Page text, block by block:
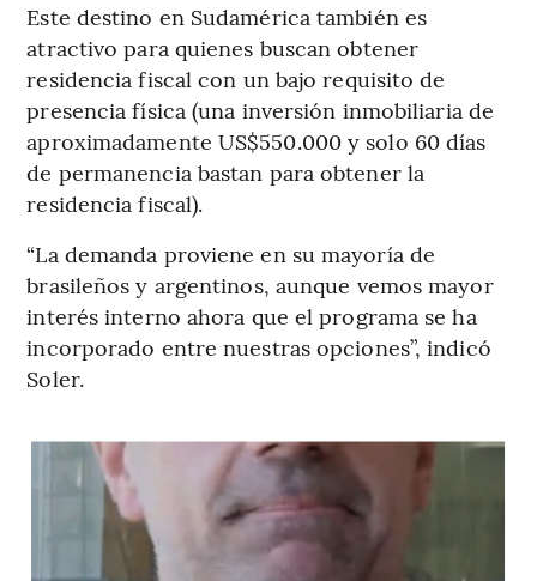
Este destino en Sudamérica también es
atractivo para quienes buscan obtener
residencia fiscal con un bajo requisito de
presencia física (una inversión inmobiliaria de
aproximadamente US$550.000 y solo 60 días
de permanencia bastan para obtener la
residencia fiscal).
“La demanda proviene en su mayoría de
brasileños y argentinos, aunque vemos mayor
interés interno ahora que el programa se ha
incorporado entre nuestras opciones”, indicó
Soler.